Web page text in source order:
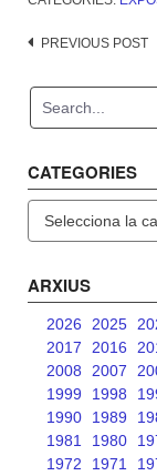
Post
PREVIOUS POST
CATEGORIES
ARXIUS
2026 2025
2017
2016
2008
2007
1999
1998
1990
1989
1981
1980
1972
1971